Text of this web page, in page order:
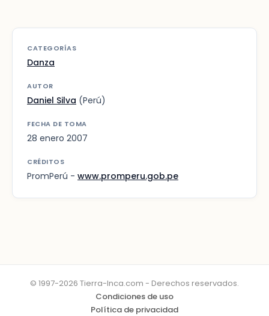
CATEGORÍAS
Danza
AUTOR
Daniel Silva (Perú)
FECHA DE TOMA
28 enero 2007
CRÉDITOS
PromPerú - www.promperu.gob.pe
© 1997-2026 Tierra-Inca.com - Derechos reservados.
Condiciones de uso
Política de privacidad